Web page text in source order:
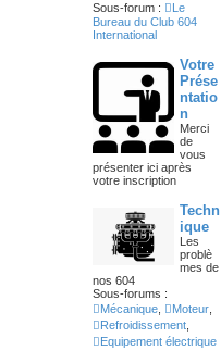
Sous-forum :
Le
Bureau du Club 604
International
Votre
Prése
ntatio
n
Merci
de
vous
présenter ici après
votre inscription
Techn
ique
Les
problè
mes de
nos 604
Sous-forums :
Mécanique
Moteur
Refroidissement
Equipement électrique